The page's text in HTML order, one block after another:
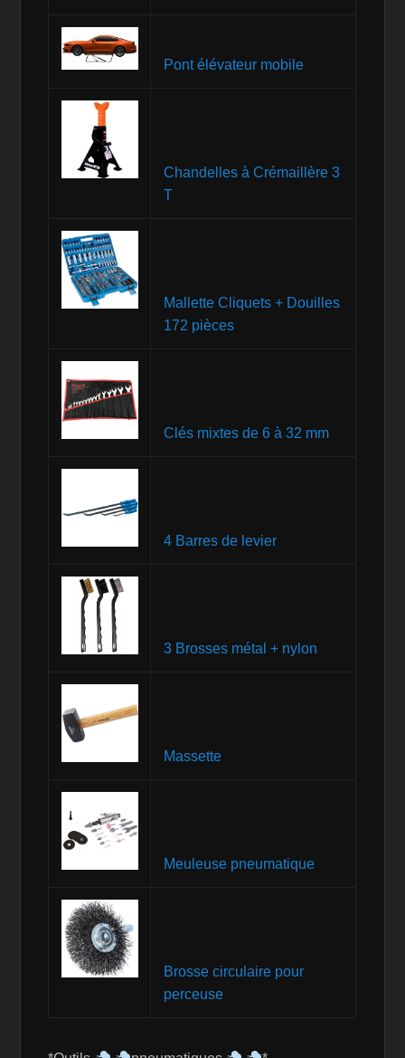
Pont élévateur mobile
Chandelles à Crémaillère 3
T
Mallette Cliquets + Douilles
172 pièces
Clés mixtes de 6 à 32 mm
4 Barres de levier
3 Brosses métal + nylon
Massette
Meuleuse pneumatique
Brosse circulaire pour
perceuse